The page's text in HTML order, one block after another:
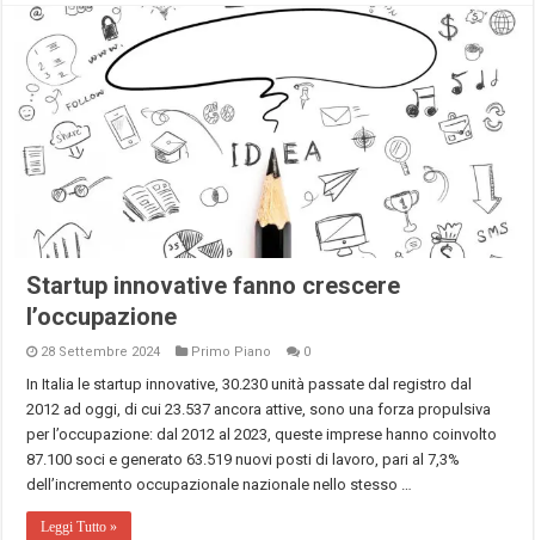
Startup innovative fanno crescere
l’occupazione
28 Settembre 2024 Primo Piano 0
In Italia le startup innovative, 30.230 unità passate dal registro dal
2012 ad oggi, di cui 23.537 ancora attive, sono una forza propulsiva
per l’occupazione: dal 2012 al 2023, queste imprese hanno coinvolto
87.100 soci e generato 63.519 nuovi posti di lavoro, pari al 7,3%
dell’incremento occupazionale nazionale nello stesso …
Leggi Tutto »